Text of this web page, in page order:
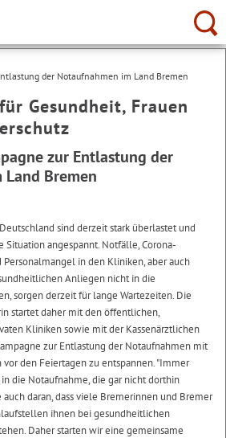
der Notaufnahmen im Land Bremen
Gesundheit, Frauen
zur Entlastung der
Bremen
sind derzeit stark überlastet und
Situation angespannt. Notfälle, Corona-
in den Kliniken, aber auch
Anliegen nicht in die
sorgen derzeit für lange Wartezeiten. Die
startet daher mit den öffentlichen,
Kliniken sowie mit der Kassenärztlichen
zur Entlastung der Notaufnahmen mit
den Feiertagen zu entspannen. "Immer
die Notaufnahme, die gar nicht dorthin
daran, dass viele Bremerinnen und Bremer
ihnen bei gesundheitlichen
Daher starten wir eine gemeinsame